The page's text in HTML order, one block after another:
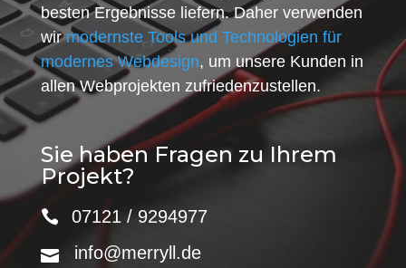
besten Ergebnisse liefern. Daher verwenden
wirmodernste Tools und Technologien für
modernes Webdesign, um unsere Kunden in
allen Webprojekten zufriedenzustellen.
Sie haben Fragen zu Ihrem
Projekt?
07121 / 9294977
info@merryll.de